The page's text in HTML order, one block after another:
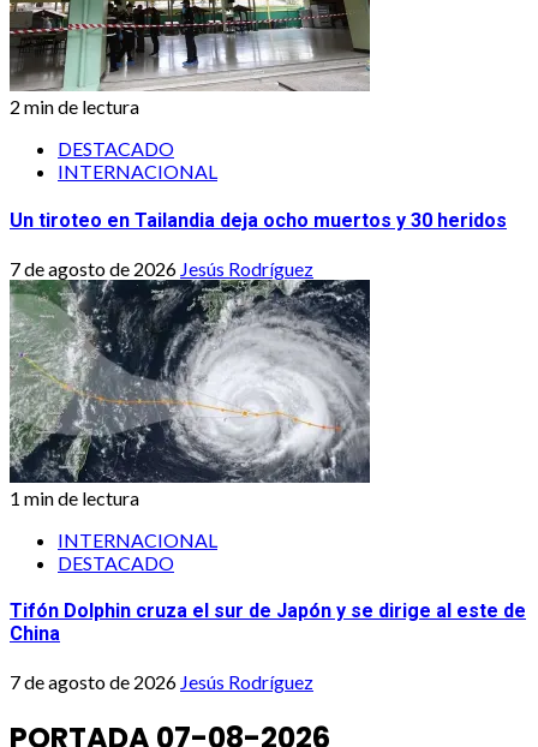
2 min de lectura
DESTACADO
INTERNACIONAL
Un tiroteo en Tailandia deja ocho muertos y 30 heridos
7 de agosto de 2026 Jesús Rodríguez
1 min de lectura
INTERNACIONAL
DESTACADO
Tifón Dolphin cruza el sur de Japón y se dirige al este de
China
7 de agosto de 2026 Jesús Rodríguez
PORTADA 07-08-2026